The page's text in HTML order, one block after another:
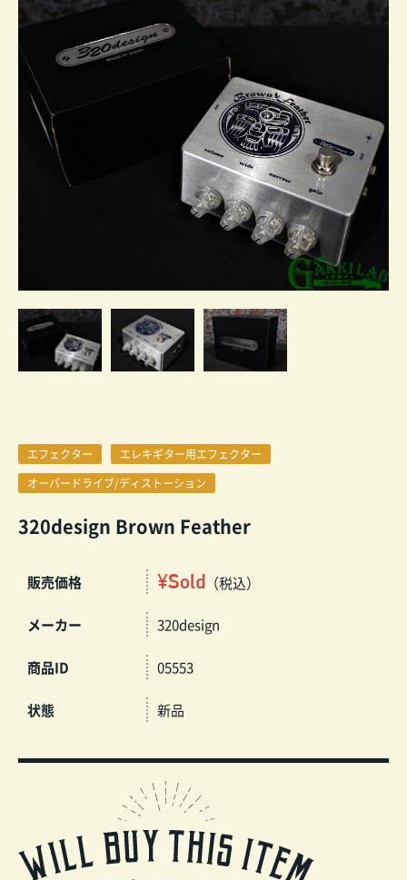
エフェクター
エレキギター用エフェクター
オーバードライブ/ディストーション
320design Brown Feather
販売価格 ¥Sold （税込）
メーカー 320design
商品ID 05553
状態 新品